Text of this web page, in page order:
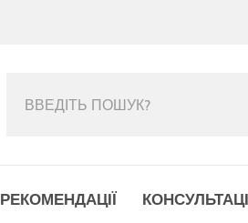
РЕКОМЕНДАЦІЇ